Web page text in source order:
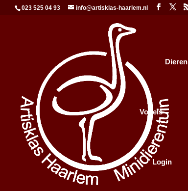
023 525 04 93 info@artisklas-haarlem.nl
Dieren
Vogels
Login
sponsor_wilms